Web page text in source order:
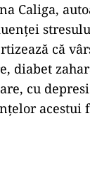
Caliga,
că
diabet
cu
acestui